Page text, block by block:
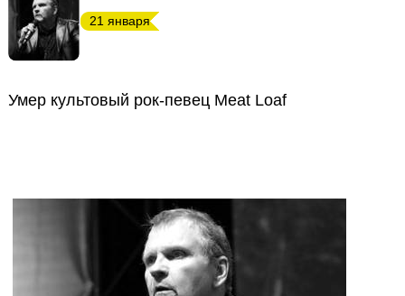
21 января
Умер культовый рок-певец Meat Loaf